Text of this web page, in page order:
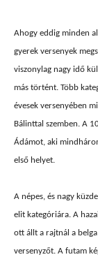
Ahogy eddig minden
gyerek versenyek
viszonylag nagy idő
más történt. Több
évesek versenyében
Bálinttal szemben. A
Ádámot, aki
első helyet.
A népes, és nagy
elit kategóriára. A
ott állt a rajtnál a belga
versenyzőt. A futam